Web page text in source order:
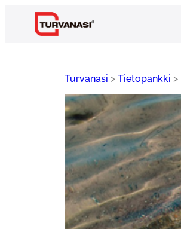
sisältöön
Turvanasi > Tietopankki >